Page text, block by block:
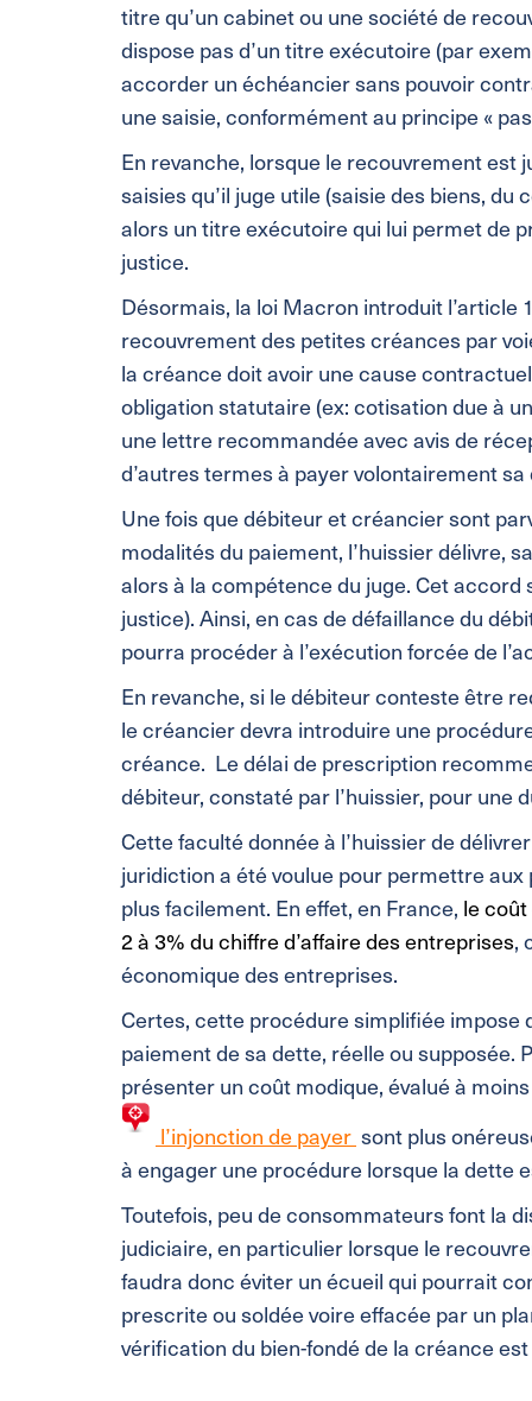
titre qu’un cabinet ou une société de
dispose pas d’un titre exécutoire (par
accorder un échéancier sans pouvoir
une saisie, conformément au principe «
En revanche, lorsque le recouvrement
saisies qu’il juge utile (saisie des biens,
alors un titre exécutoire qui lui permet de
justice.
Désormais, la loi Macron introduit l’article
recouvrement des petites créances par
la créance doit avoir une cause
obligation statutaire (ex: cotisation due à
une lettre recommandée avec avis de
d’autres termes à payer volontairement sa
Une fois que débiteur et créancier sont
modalités du paiement, l’huissier délivre,
alors à la compétence du juge. Cet
justice). Ainsi, en cas de défaillance du
pourra procéder à l’exécution forcée de
En revanche, si le débiteur conteste être
le créancier devra introduire une
créance. Le délai de prescription
débiteur, constaté par l’huissier, pour une
Cette faculté donnée à l’huissier de
juridiction a été voulue pour permettre
plus facilement. En effet, en France, le
2 à 3% du chiffre d’affaire des entreprises,
économique des entreprises.
Certes, cette procédure simplifiée impose
paiement de sa dette, réelle ou supposée.
présenter un coût modique, évalué à
l’injonction de payer sont plus
à engager une procédure lorsque la dette
Toutefois, peu de consommateurs font la
judiciaire, en particulier lorsque le
faudra donc éviter un écueil qui pourrait
prescrite ou soldée voire effacée par un
vérification du bien-fondé de la créance